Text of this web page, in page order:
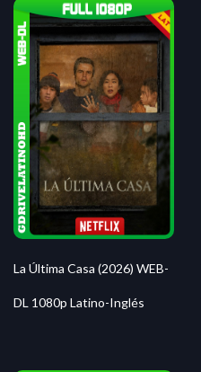
La Última Casa (2026) WEB-
DL 1080p Latino-Inglés